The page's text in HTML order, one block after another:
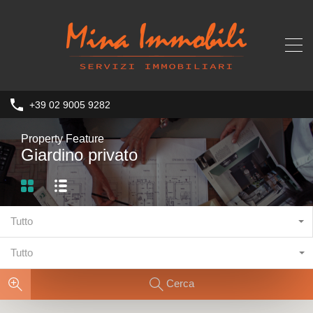
+39 02 9005 9282
Property Feature
Giardino privato
Tutto
Tutto
Cerca